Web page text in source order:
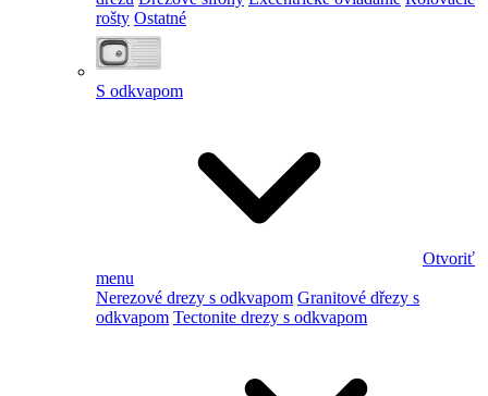
rošty Ostatné
S odkvapom
Otvoriť
menu
Nerezové drezy s odkvapom Granitové dřezy s
odkvapom Tectonite drezy s odkvapom